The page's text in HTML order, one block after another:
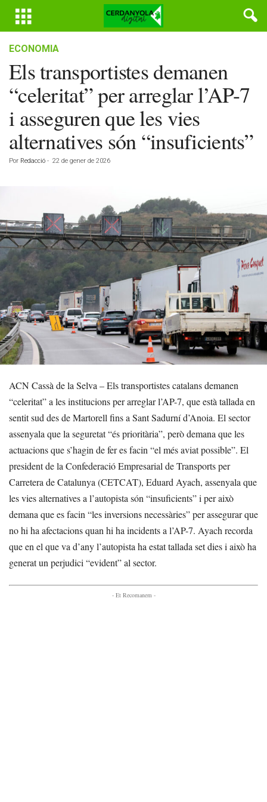
ECONOMIA
Els transportistes demanen
“celeritat” per arreglar l’AP-7
i asseguren que les vies
alternatives són “insuficients”
Por Redacció - 22 de gener de 2026
ACN Cassà de la Selva – Els transportistes catalans demanen
“celeritat” a les institucions per arreglar l’AP-7, que està tallada en
sentit sud des de Martorell fins a Sant Sadurní d’Anoia. El sector
assenyala que la seguretat “és prioritària”, però demana que les
actuacions que s’hagin de fer es facin “el més aviat possible”. El
president de la Confederació Empresarial de Transports per
Carretera de Catalunya (CETCAT), Eduard Ayach, assenyala que
les vies alternatives a l’autopista són “insuficients” i per això
demana que es facin “les inversions necessàries” per assegurar que
no hi ha afectacions quan hi ha incidents a l’AP-7. Ayach recorda
que en el que va d’any l’autopista ha estat tallada set dies i això ha
generat un perjudici “evident” al sector.
- Et Recomanem -